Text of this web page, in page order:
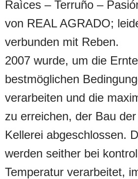
Raìces – Terruño –
von REAL AGRADO;
verbunden mit Reben.
2007 wurde, um die
bestmöglichen
verarbeiten und die
zu erreichen, der Bau
Kellerei abgeschlossen.
werden seither bei
Temperatur verarbeitet,